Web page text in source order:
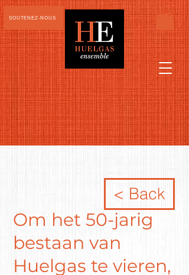
SOUTENEZ-NOUS
< Back
Om het 50-jarig
bestaan van
Huelgas te vieren,